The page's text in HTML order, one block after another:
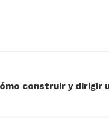
construir y dirigir